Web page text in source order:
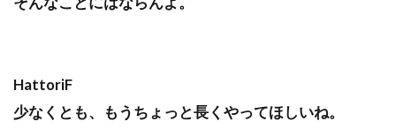
HattoriF
少なくとも、もうちょっと長くやってほしいね。